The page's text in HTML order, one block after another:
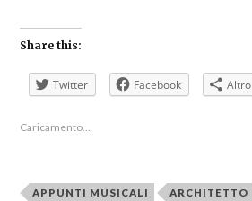
Share this:
Twitter Facebook Altro
Caricamento...
APPUNTI MUSICALI ARCHITETTO